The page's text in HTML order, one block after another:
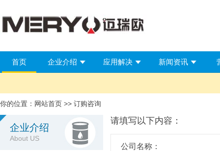
首页 企业介绍 应用解决 新闻资讯
你的位置： 网站首页 >> 订购咨询
企业介绍
About US
请填写以下内容：
公司名称：